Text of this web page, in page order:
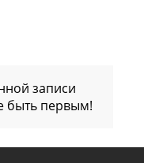
записи
быть первым!